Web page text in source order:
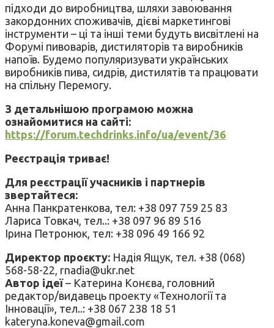
підходи до виробництва, шляхи завоювання
закордонних споживачів, дієві маркетингові
інструменти – ці та інші теми будуть висвітлені на
Форумі пивоварів, дистиляторів та виробників
напоїв. Будемо популяризувати українських
виробників пива, сидрів, дистилятів та працювати
на спільну Перемогу.
З детальнішою програмою можна
ознайомитися на сайті:
https://forum.techdrinks.info/ua/event/36
Реєстрація триває!
Для реєстрації учасників і партнерів
звертайтеся:
Анна Панкратенкова, тел: +38 097 759 25 83
Лариса Товкач, тел..: +38 097 96 89 516
Ірина Петронюк, тел: +38 096 49 166 92
Директор проєкту: Надія Ящук, тел. +38 (068)
568-58-22, rnadia@ukr.net
Автор ідеї– Катерина Конєва, головний
редактор/видавець проекту «Технології та
Інновації», тел..: +38 067 238 18 51
kateryna.koneva@gmail.com